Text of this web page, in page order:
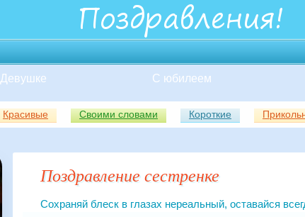
Девушке С юбилеем
Короткие
Своими словами
Красивые
Поздравление сестренке
Сохраняй блеск в глазах нереальный, оставайся